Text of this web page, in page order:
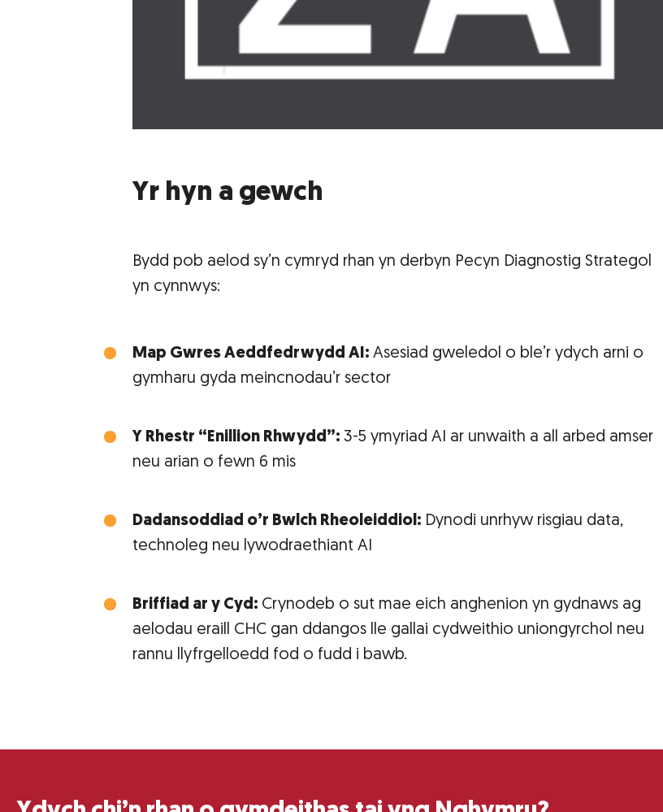
Yr hyn a gewch
Bydd pob aelod sy’n cymryd rhan yn derbyn Pecyn Diagnostig Strategol
yn cynnwys:
Map Gwres Aeddfedrwydd AI:Asesiad gweledol o ble’r ydych arni o
gymharu gyda meincnodau’r sector
Y Rhestr “Enillion Rhwydd”:3-5 ymyriad AI ar unwaith a all arbed amser
neu arian o fewn 6 mis
Dadansoddiad o’r Bwlch Rheoleiddiol: Dynodi unrhyw risgiau data,
technoleg neu lywodraethiant AI
Briffiad ar y Cyd: Crynodeb o sut mae eich anghenion yn gydnaws ag
aelodau eraill CHC gan ddangos lle gallai cydweithio uniongyrchol neu
rannu llyfrgelloedd fod o fudd i bawb.